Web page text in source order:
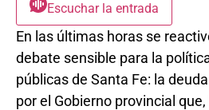
Escuchar la entrada
En las últimas horas se
debate sensible para la
públicas de Santa Fe: la
por el Gobierno provincial